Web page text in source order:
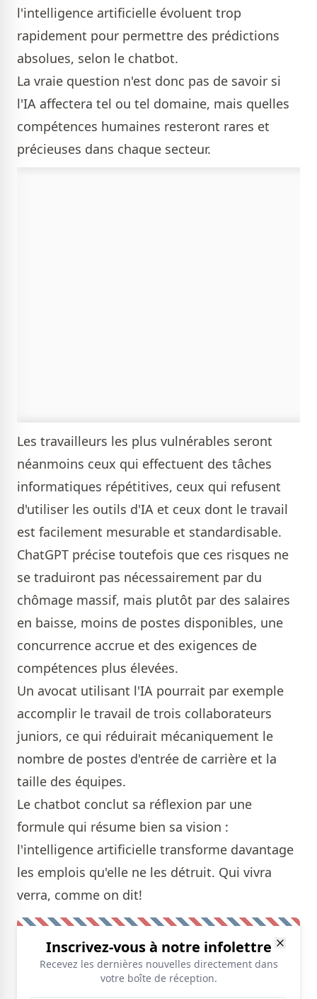
l'intelligence artificielle évoluent trop
rapidement pour permettre des prédictions
absolues, selon le chatbot.
La vraie question n'est donc pas de savoir si
l'IA affectera tel ou tel domaine, mais quelles
compétences humaines resteront rares et
précieuses dans chaque secteur.
Les travailleurs les plus vulnérables seront
néanmoins ceux qui effectuent des tâches
informatiques répétitives, ceux qui refusent
d'utiliser les outils d'IA et ceux dont le travail
est facilement mesurable et standardisable.
ChatGPT précise toutefois que ces risques ne
se traduiront pas nécessairement par du
chômage massif, mais plutôt par des salaires
en baisse, moins de postes disponibles, une
concurrence accrue et des exigences de
compétences plus élevées.
Un avocat utilisant l'IA pourrait par exemple
accomplir le travail de trois collaborateurs
juniors, ce qui réduirait mécaniquement le
nombre de postes d'entrée de carrière et la
taille des équipes.
Le chatbot conclut sa réflexion par une
formule qui résume bien sa vision :
l'intelligence artificielle transforme davantage
les emplois qu'elle ne les détruit. Qui vivra
verra, comme on dit!
Inscrivez-vous à notre infolettre
Recevez les dernières nouvelles directement dans
votre boîte de réception.